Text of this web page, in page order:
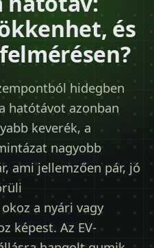
kérek
7511
és
hidegben
hatótávot azonban
keverék, a
nagyobb
ami jellemzően pár, jó
a nyári vagy
képest. Az EV-